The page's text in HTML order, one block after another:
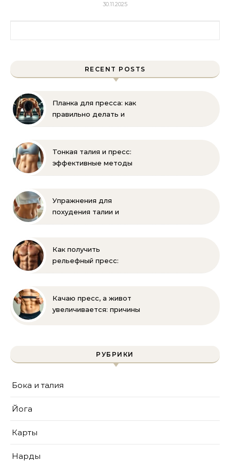
30.11.2025
RECENT POSTS
Планка для пресса: как
правильно делать и
Тонкая талия и пресс:
эффективные методы
Упражнения для
похудения талии и
Как получить
рельефный пресс:
Качаю пресс, а живот
увеличивается: причины
РУБРИКИ
Бока и талия
Йога
Карты
Нарды